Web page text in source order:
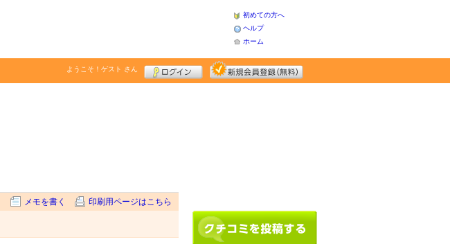
初めての方へ
ヘルプ
ホーム
ようこそ！ ゲスト さん
メモを書く 印刷用ページはこちら